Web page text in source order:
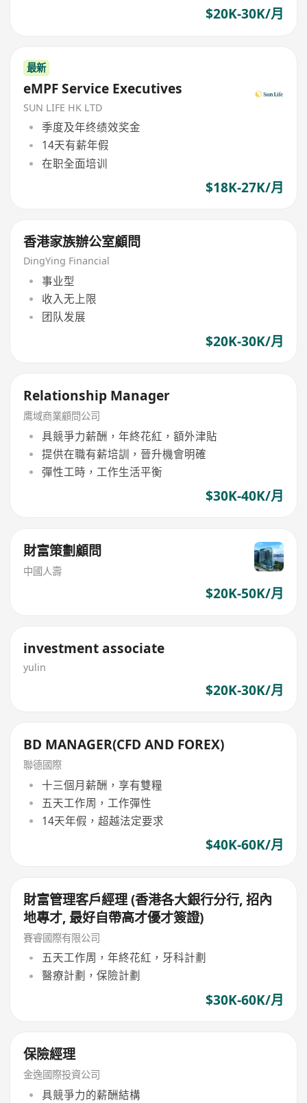
$20K-30K/月
最新
eMPF Service Executives
SUN LIFE HK LTD
季度及年终绩效奖金
14天有薪年假
在职全面培训
$18K-27K/月
香港家族辦公室顧問
DingYing Financial
事业型
收入无上限
团队发展
$20K-30K/月
Relationship Manager
鹰域商業顧問公司
具競爭力薪酬，年終花紅，額外津貼
提供在職有薪培訓，晉升機會明確
彈性工時，工作生活平衡
$30K-40K/月
財富策劃顧問
中國人壽
$20K-50K/月
investment associate
yulin
$20K-30K/月
BD MANAGER(CFD AND FOREX)
聯德國際
十三個月薪酬，享有雙糧
五天工作周，工作彈性
14天年假，超越法定要求
$40K-60K/月
財富管理客戶經理 (香港各大銀行分行, 招內
地專才, 最好自帶高才優才簽證)
賽睿國際有限公司
五天工作周，年終花紅，牙科計劃
醫療計劃，保險計劃
$30K-60K/月
保險經理
金逸國際投資公司
具競爭力的薪酬結構